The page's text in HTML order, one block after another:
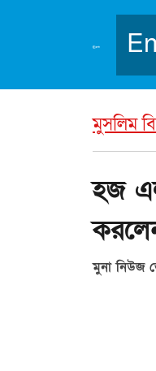
মুসলিম
হজ
মুনা নিউজ